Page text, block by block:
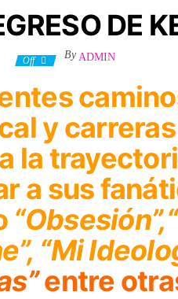
DE
Off By ADMIN
y
la
a sus
“Mi
entre